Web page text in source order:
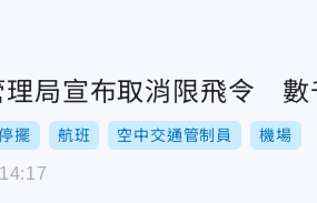
理局宣布取消限飛令 數
擺 航班 空中交通管制員 機場